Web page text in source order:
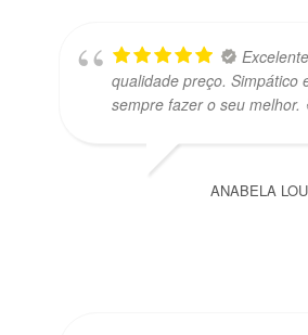
qualidade preço. Simpático
sempre fazer o seu melhor.
ANABELA